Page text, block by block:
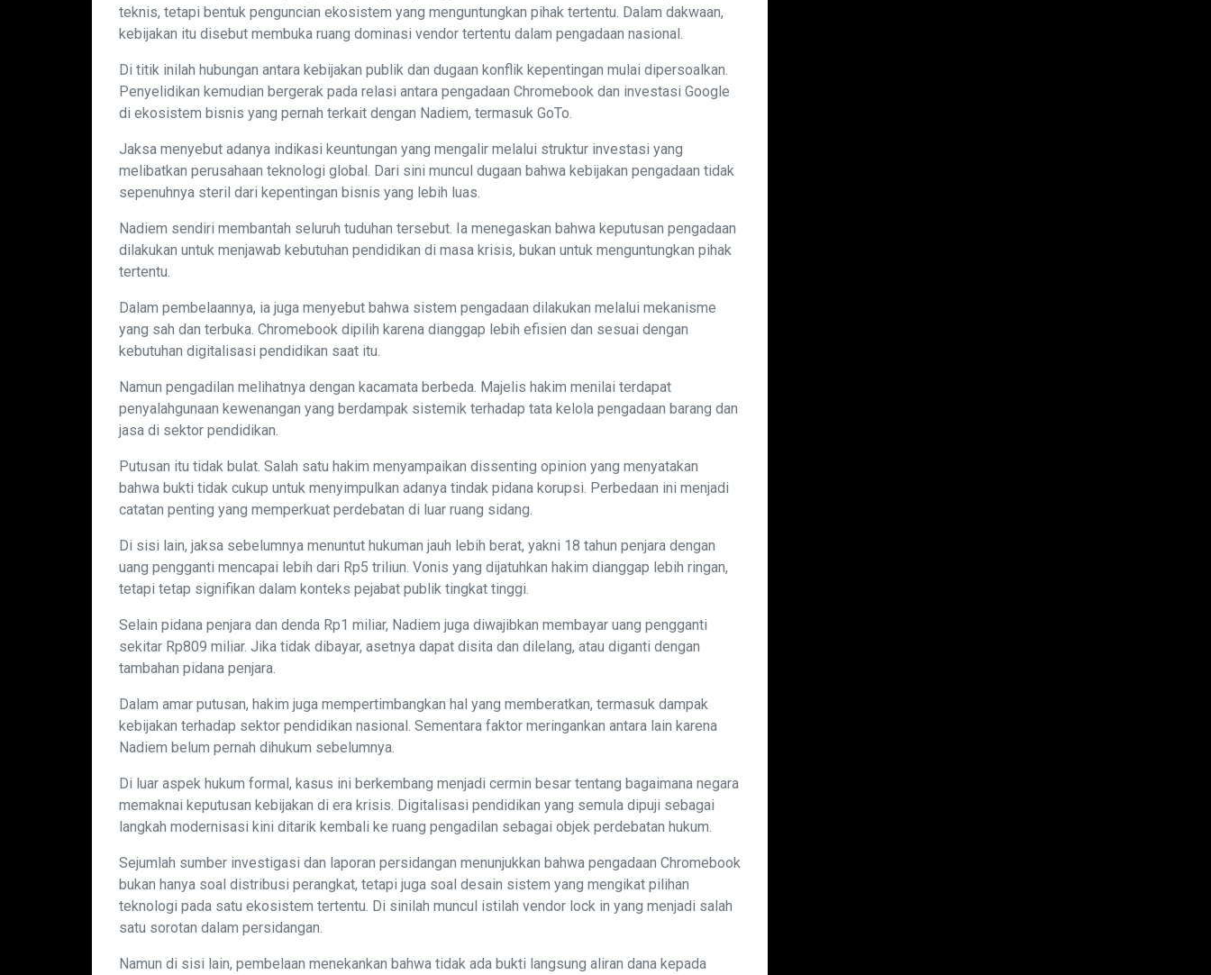
teknis, tetapi bentuk penguncian ekosistem yang menguntungkan pihak tertentu. Dalam dakwaan,
kebijakan itu disebut membuka ruang dominasi vendor tertentu dalam pengadaan nasional.
Di titik inilah hubungan antara kebijakan publik dan dugaan konflik kepentingan mulai dipersoalkan.
Penyelidikan kemudian bergerak pada relasi antara pengadaan Chromebook dan investasi Google
di ekosistem bisnis yang pernah terkait dengan Nadiem, termasuk GoTo.
Jaksa menyebut adanya indikasi keuntungan yang mengalir melalui struktur investasi yang
melibatkan perusahaan teknologi global. Dari sini muncul dugaan bahwa kebijakan pengadaan tidak
sepenuhnya steril dari kepentingan bisnis yang lebih luas.
Nadiem sendiri membantah seluruh tuduhan tersebut. Ia menegaskan bahwa keputusan pengadaan
dilakukan untuk menjawab kebutuhan pendidikan di masa krisis, bukan untuk menguntungkan pihak
tertentu.
Dalam pembelaannya, ia juga menyebut bahwa sistem pengadaan dilakukan melalui mekanisme
yang sah dan terbuka. Chromebook dipilih karena dianggap lebih efisien dan sesuai dengan
kebutuhan digitalisasi pendidikan saat itu.
Namun pengadilan melihatnya dengan kacamata berbeda. Majelis hakim menilai terdapat
penyalahgunaan kewenangan yang berdampak sistemik terhadap tata kelola pengadaan barang dan
jasa di sektor pendidikan.
Putusan itu tidak bulat. Salah satu hakim menyampaikan dissenting opinion yang menyatakan
bahwa bukti tidak cukup untuk menyimpulkan adanya tindak pidana korupsi. Perbedaan ini menjadi
catatan penting yang memperkuat perdebatan di luar ruang sidang.
Di sisi lain, jaksa sebelumnya menuntut hukuman jauh lebih berat, yakni 18 tahun penjara dengan
uang pengganti mencapai lebih dari Rp5 triliun. Vonis yang dijatuhkan hakim dianggap lebih ringan,
tetapi tetap signifikan dalam konteks pejabat publik tingkat tinggi.
Selain pidana penjara dan denda Rp1 miliar, Nadiem juga diwajibkan membayar uang pengganti
sekitar Rp809 miliar. Jika tidak dibayar, asetnya dapat disita dan dilelang, atau diganti dengan
tambahan pidana penjara.
Dalam amar putusan, hakim juga mempertimbangkan hal yang memberatkan, termasuk dampak
kebijakan terhadap sektor pendidikan nasional. Sementara faktor meringankan antara lain karena
Nadiem belum pernah dihukum sebelumnya.
Di luar aspek hukum formal, kasus ini berkembang menjadi cermin besar tentang bagaimana negara
memaknai keputusan kebijakan di era krisis. Digitalisasi pendidikan yang semula dipuji sebagai
langkah modernisasi kini ditarik kembali ke ruang pengadilan sebagai objek perdebatan hukum.
Sejumlah sumber investigasi dan laporan persidangan menunjukkan bahwa pengadaan Chromebook
bukan hanya soal distribusi perangkat, tetapi juga soal desain sistem yang mengikat pilihan
teknologi pada satu ekosistem tertentu. Di sinilah muncul istilah vendor lock in yang menjadi salah
satu sorotan dalam persidangan.
Namun di sisi lain, pembelaan menekankan bahwa tidak ada bukti langsung aliran dana kepada